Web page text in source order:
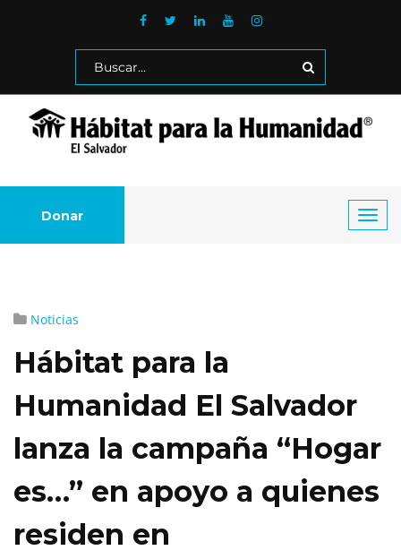
Donar
Noticias
Hábitat para la
Humanidad El Salvador
lanza la campaña “Hogar
es…” en apoyo a quienes
residen en